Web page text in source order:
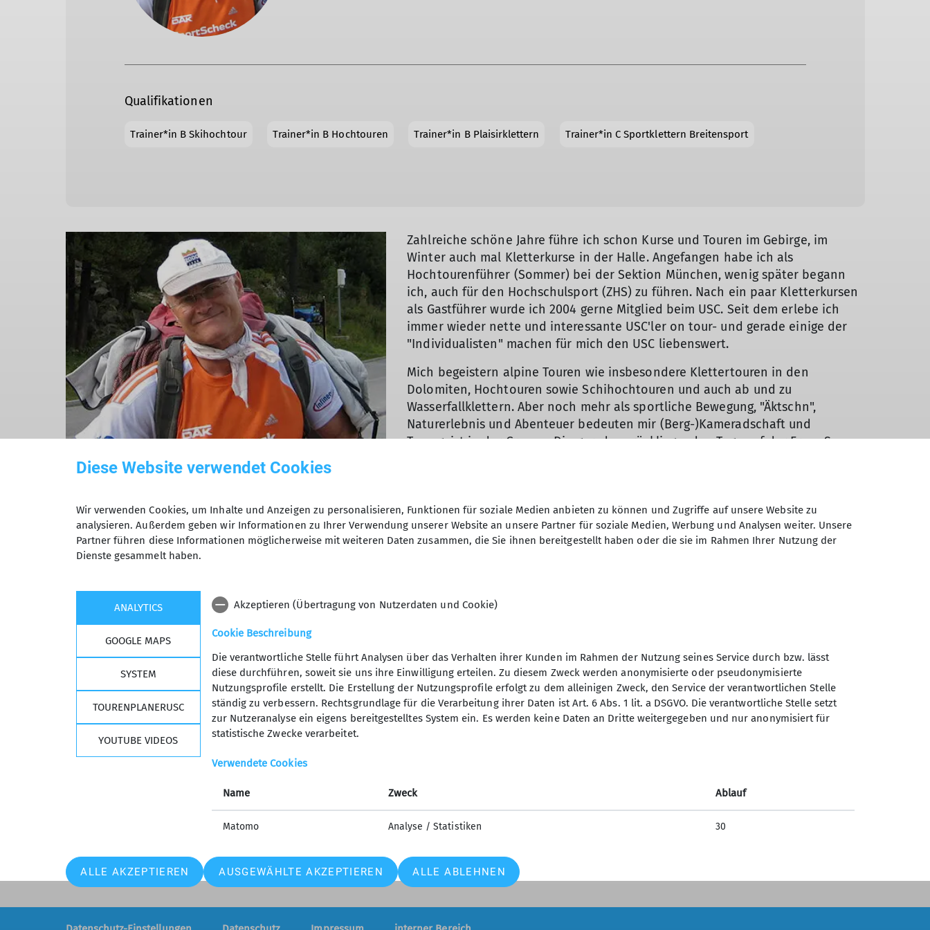
Qualifikationen
Trainer*in B Skihochtour Trainer*in B Hochtouren Trainer*in B Plaisirklettern Trainer*in C Sportklettern Breitensport
© Helmut Kreppel
Zahlreiche schöne Jahre führe ich schon Kurse und Touren im Gebirge, im
Winter auch mal Kletterkurse in der Halle. Angefangen habe ich als
Hochtourenführer (Sommer) bei der Sektion München, wenig später begann
ich, auch für den Hochschulsport (ZHS) zu führen. Nach ein paar Kletterkursen
als Gastführer wurde ich 2004 gerne Mitglied beim USC. Seit dem erlebe ich
immer wieder nette und interessante USC'ler on tour- und gerade einige der
"Individualisten" machen für mich den USC liebenswert.
Mich begeistern alpine Touren wie insbesondere Klettertouren in den
Dolomiten, Hochtouren sowie Schihochtouren und auch ab und zu
Wasserfallklettern. Aber noch mehr als sportliche Bewegung, "Äktschn",
Naturerlebnis und Abenteuer bedeuten mir (Berg-)Kameradschaft und
Teamgeist in der Gruppe. Die gerade zurückliegenden Tage auf der Franz-Senn-
P.S. Wenn ich nicht in den Bergen bin kann man mich in meiner Freizeit beim
In-line-Skaten, Schwimmen, Ju-Jutsu-Training oder auch beim Faulenzen in der
Kurse, Touren &
Veranstaltungen
Wichtige Links
Deutscher Alpenverein
Lawinenlageberichte Europa
Mein.Alpenverein (Mitglieder-
Selfservice des DAV)
Sektion USC
Sektion Universitäts -
Sportclub München des
Deutschen Alpenvereins e.V.
Diese Website verwendet Cookies
Wir verwenden Cookies, um Inhalte und Anzeigen zu personalisieren, Funktionen für soziale Medien anbieten zu können und Zugriffe auf unsere Website zu
analysieren. Außerdem geben wir Informationen zu Ihrer Verwendung unserer Website an unsere Partner für soziale Medien, Werbung und Analysen weiter. Unsere
Partner führen diese Informationen möglicherweise mit weiteren Daten zusammen, die Sie ihnen bereitgestellt haben oder die sie im Rahmen Ihrer Nutzung der
Dienste gesammelt haben.
ANALYTICS
GOOGLE MAPS
SYSTEM
TOURENPLANERUSC
YOUTUBE VIDEOS
Akzeptieren (Übertragung von Nutzerdaten und Cookie)
Cookie Beschreibung
Die verantwortliche Stelle führt Analysen über das Verhalten ihrer Kunden im Rahmen der Nutzung seines Service durch bzw. lässt
diese durchführen, soweit sie uns ihre Einwilligung erteilen. Zu diesem Zweck werden anonymisierte oder pseudonymisierte
Nutzungsprofile erstellt. Die Erstellung der Nutzungsprofile erfolgt zu dem alleinigen Zweck, den Service der verantwortlichen Stelle
ständig zu verbessern. Rechtsgrundlage für die Verarbeitung ihrer Daten ist Art. 6 Abs. 1 lit. a DSGVO. Die verantwortliche Stelle setzt
zur Nutzeranalyse ein eigens bereitgestelltes System ein. Es werden keine Daten an Dritte weitergegeben und nur anonymisiert für
statistische Zwecke verarbeitet.
Verwendete Cookies
Name Zweck Ablauf
Matomo Analyse / Statistiken 30
ALLE AKZEPTIEREN AUSGEWÄHLTE AKZEPTIEREN ALLE ABLEHNEN